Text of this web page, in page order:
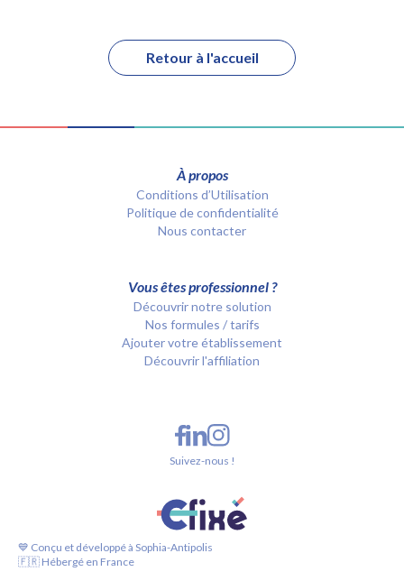
Retour à l'accueil
À propos
Conditions d’Utilisation
Politique de confidentialité
Nous contacter
Vous êtes professionnel ?
Découvrir notre solution
Nos formules / tarifs
Ajouter votre établissement
Découvrir l'affiliation
💙 Conçu et développé à Sophia-Antipolis
🇫🇷 Hébergé en France
Suivez-nous !